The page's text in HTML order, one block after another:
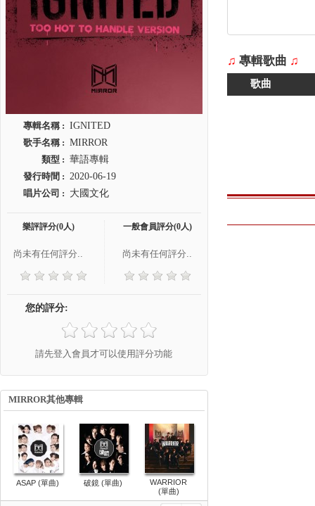
專輯名稱 : IGNITED
歌手名稱 : MIRROR
類型 : 華語專輯
發行時間 : 2020-06-19
唱片公司 : 大國文化
樂評評分(0人)
尚未有任何評分..
一般會員評分(0人)
尚未有任何評分..
您的評分:
請先登入會員才可以使用評分功能
MIRROR其他專輯
ASAP (單曲) 破鏡 (單曲)
WARRIOR
(單曲)
♫ 專輯歌曲 ♫
歌曲